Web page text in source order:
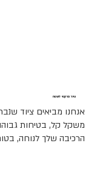
ציוד פרקטי לשטח
אנחנו מביאים ציוד
משקל קל, בטיחות גבוהה
הרכיבה שלך לנוחה,